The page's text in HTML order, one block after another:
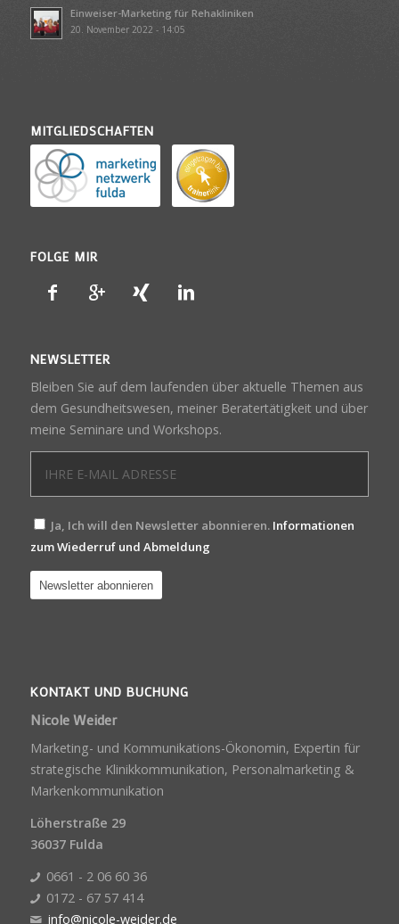
Einweiser-Marketing für Rehakliniken
20. November 2022 - 14:05
MITGLIEDSCHAFTEN
FOLGE MIR
NEWSLETTER
Bleiben Sie auf dem laufenden über aktuelle Themen aus
dem Gesundheitswesen, meiner Beratertätigkeit und über
meine Seminare und Workshops.
Ja, Ich will den Newsletter abonnieren. Informationen
zum Wiederruf und Abmeldung
KONTAKT UND BUCHUNG
Nicole Weider
Marketing- und Kommunikations-Ökonomin, Expertin für
strategische Klinikkommunikation, Personalmarketing &
Markenkommunikation
Löherstraße 29
36037 Fulda
0661 - 2 06 60 36
0172 - 67 57 414
info@nicole-weider.de